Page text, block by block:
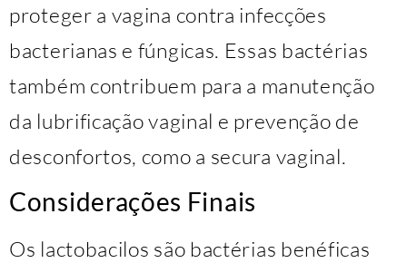
proteger a vagina contra infecções
bacterianas e fúngicas. Essas bactérias
também contribuem para a manutenção
da lubrificação vaginal e prevenção de
desconfortos, como a secura vaginal.
Considerações Finais
Os lactobacilos são bactérias benéficas